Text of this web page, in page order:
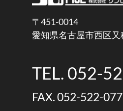
〒451-0014
愛知県名古屋市西区
TEL. 052-
FAX. 052-522-